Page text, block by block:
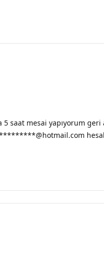
saat mesai yapıyorum